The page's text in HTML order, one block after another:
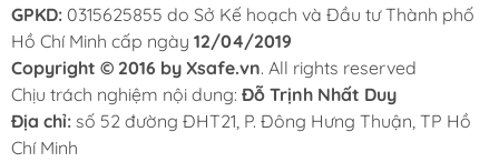
GPKD: 0315625855 do Sở Kế hoạch và Đầu tư Thành phố
Hồ Chí Minh cấp ngày 12/04/2019
Copyright © 2016 by Xsafe.vn. All rights reserved
Chịu trách nghiệm nội dung: Đỗ Trịnh Nhất Duy
Địa chỉ: số 52 đường ĐHT21, P. Đông Hưng Thuận, TP Hồ
Chí Minh